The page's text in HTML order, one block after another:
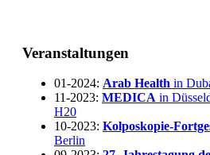
Veranstaltungen
01-2024: Arab Health in
11-2023: MEDICA in
H20
10-2023: Kolposkopie-
Berlin